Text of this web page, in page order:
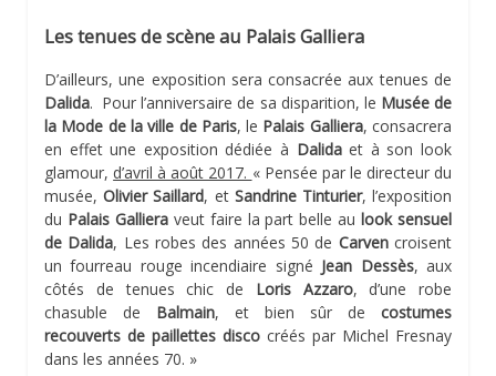
Les tenues de scène au Palais Galliera
D’ailleurs, une exposition sera consacrée aux tenues de
Dalida. Pour l’anniversaire de sa disparition, le Musée de
la Mode de la ville de Paris, le Palais Galliera, consacrera
en effet une exposition dédiée à Dalidaet à son look
glamour, d’avril à août 2017. « Pensée par le directeur du
musée, Olivier Saillard, et Sandrine Tinturier, l’exposition
du Palais Gallieraveut faire la part belle aulook sensuel
de Dalida, Les robes des années 50 de Carvencroisent
un fourreau rouge incendiaire signé Jean Dessès, aux
côtés de tenues chic de Loris Azzaro, d’une robe
chasuble de Balmain, et bien sûr de costumes
recouverts de paillettes disco créés par Michel Fresnay
dans les années 70. »